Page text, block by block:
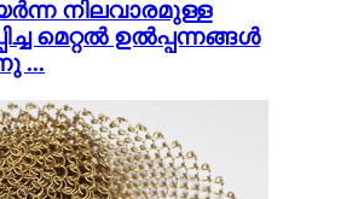
നിലവാരമുള്ള
മെറ്റൽ ഉൽപ്പന്നങ്ങൾ
...